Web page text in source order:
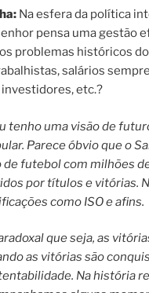
Na esfera da política
pensa uma gestão
problemas históricos
salários
etc.?
tenho uma visão de
Parece óbvio que o
futebol com milhões
por títulos e vitórias.
como ISO e afins.
que seja, as
as vitórias são
Na história